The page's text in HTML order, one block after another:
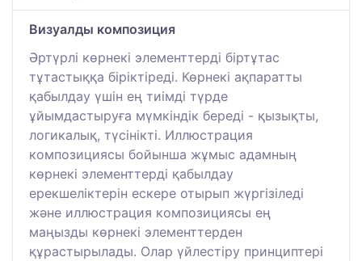
Визуалды композиция
Әртүрлі көрнекі элементтерді біртұтас
тұтастыққа біріктіреді. Көрнекі ақпаратты
қабылдау үшін ең тиімді түрде
ұйымдастыруға мүмкіндік береді - қызықты,
логикалық, түсінікті. Иллюстрация
композициясы бойынша жұмыс адамның
көрнекі элементтерді қабылдау
ерекшеліктерін ескере отырып жүргізіледі
және иллюстрация композициясы ең
маңызды көрнекі элементтерден
құрастырылады. Олар үйлестіру принциптері